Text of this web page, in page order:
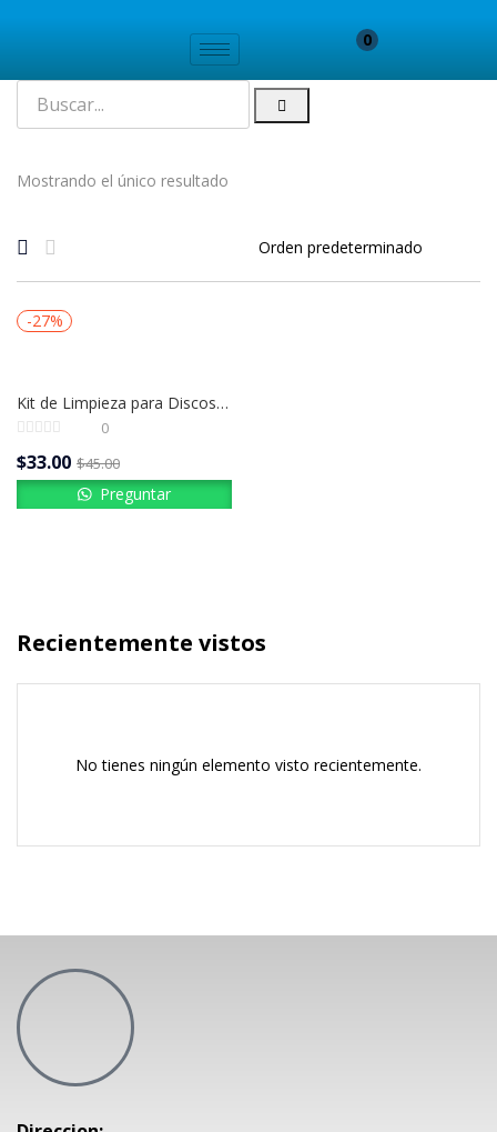
0
Mostrando el único resultado
-27%
Kit de Limpieza para Discos de Vinilo | Audio Technica AT-6012
0
$33.00 $45.00
Preguntar
Recientemente vistos
No tienes ningún elemento visto recientemente.